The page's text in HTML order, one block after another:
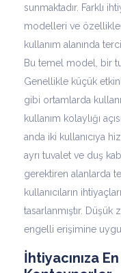
sunmaktadır. Farklı
modelleri ve
kullanım alanında
Bu temel model, bir
Genellikle küçük
gibi ortamlarda
kullanım kolaylığı
anda iki kullanıcıya
ayrı tuvalet ve duş
gerektiren alanlarda
kullanıcıların
tasarlanmıştır.
engelli erişimine
İhtiyacınıza